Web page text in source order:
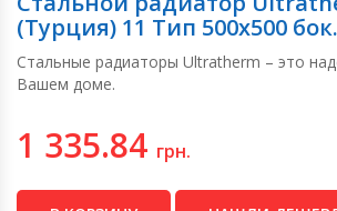
(Турция) 11 Тип 500х500
Стальные радиаторы Ultratherm – это
Вашем доме.
1 335.84 грн.